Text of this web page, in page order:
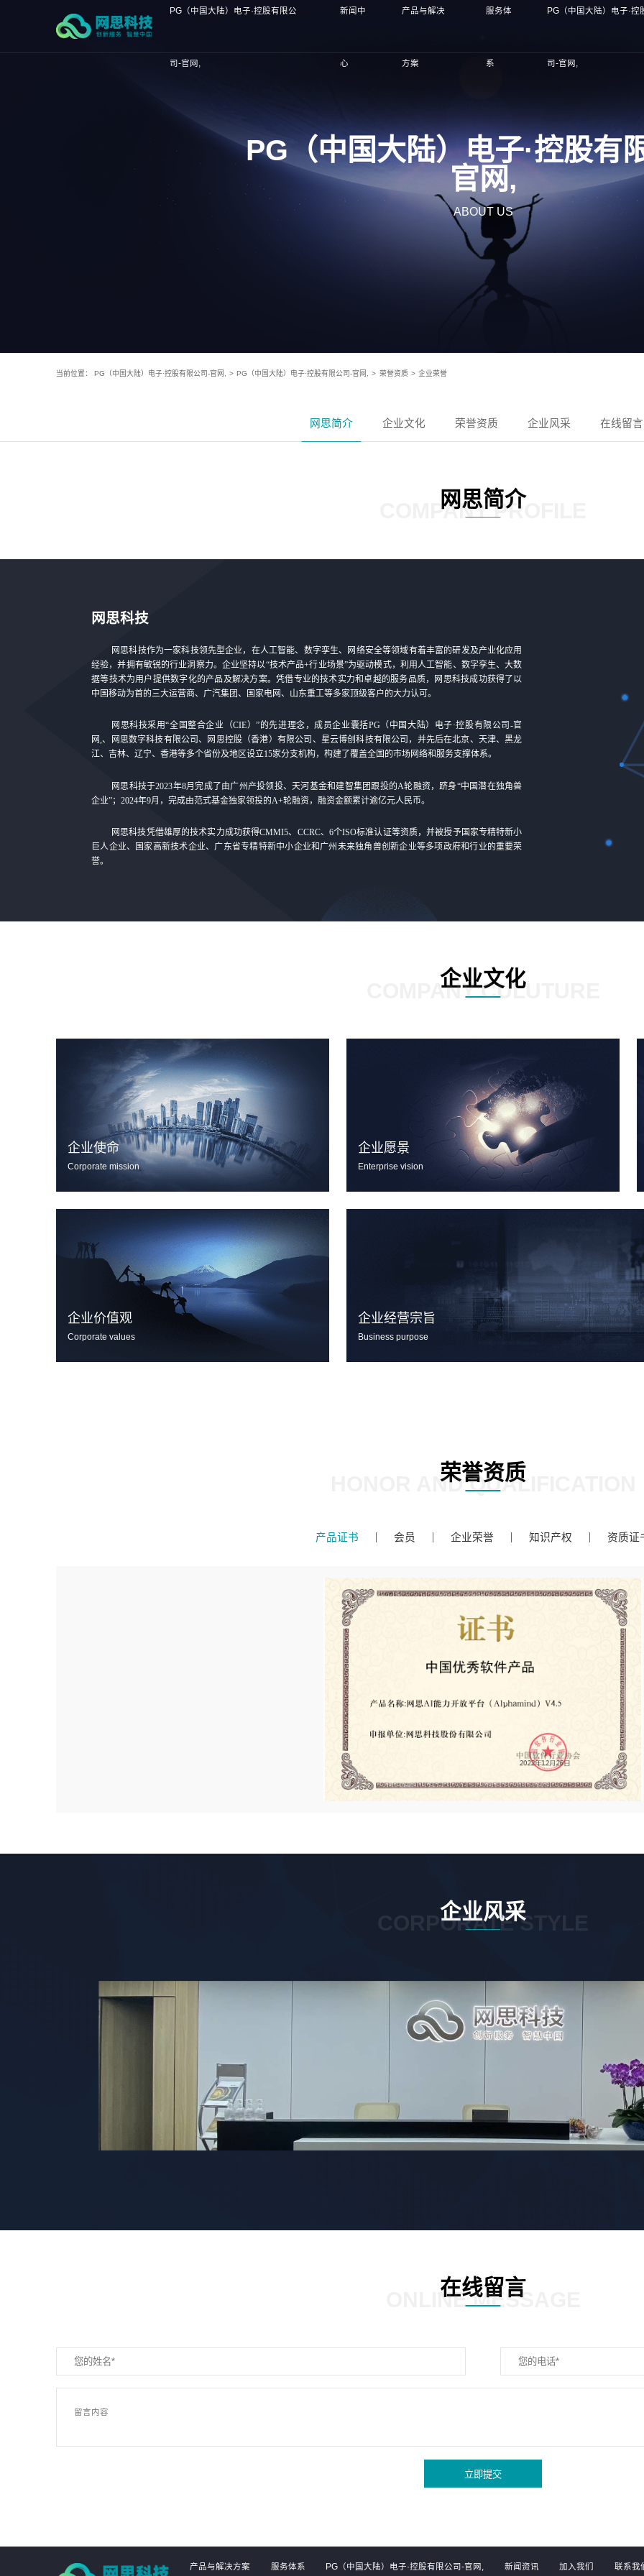
PG（中国大陆）电子·控股有限公
司-官网,
新闻中
心
产品与解决
方案
服务体
系
PG（中国大陆）电子·控
司-官网,
PG（中国大陆）电子·控股有
官网,
ABOUT US
当前位置： PG（中国大陆）电子·控股有限公司-官网, > PG（中国大陆）电子·控股有限公司-官网, > 荣誉资质 > 企业荣誉
网思简介 企业文化 荣誉资质 企业风采 在线留言
网思简介
COMPANY PROFILE
网思科技
网思科技作为一家科技领先型企业，在人工智能、数字孪生、网络安全等领域有着丰富的研发及产业化应用
经验，并拥有敏锐的行业洞察力。企业坚持以“技术产品+行业场景”为驱动模式，利用人工智能、数字孪生、大数
据等技术为用户提供数字化的产品及解决方案。凭借专业的技术实力和卓越的服务品质，网思科技成功获得了以
中国移动为首的三大运营商、广汽集团、国家电网、山东重工等多家顶级客户的大力认可。
网思科技采用“全国整合企业（CIE）”的先进理念，成员企业囊括PG（中国大陆）电子·控股有限公司-官
网,、网思数字科技有限公司、网思控股（香港）有限公司、星云博创科技有限公司，并先后在北京、天津、黑龙
江、吉林、辽宁、香港等多个省份及地区设立15家分支机构，构建了覆盖全国的市场网络和服务支撑体系。
网思科技于2023年8月完成了由广州产投领投、天河基金和建智集团跟投的A轮融资，跻身“中国潜在独角兽
企业”；2024年9月，完成由范式基金独家领投的A+轮融资，融资金额累计逾亿元人民币。
网思科技凭借雄厚的技术实力成功获得CMMI5、CCRC、6个ISO标准认证等资质，并被授予国家专精特新小
巨人企业、国家高新技术企业、广东省专精特新中小企业和广州未来独角兽创新企业等多项政府和行业的重要荣
誉。
企业文化
COMPANY CULUTURE
企业使命
Corporate mission
企业愿景
Enterprise vision
企业价值观
Corporate values
企业经营宗旨
Business purpose
荣誉资质
HONOR AND QUALIFICATION
产品证书 会员 企业荣誉 知识产权 资质证
企业风采
CORPORATE STYLE
在线留言
ONLINE MESSAGE
立即提交
产品与解决方案 服务体系 PG（中国大陆）电子·控股有限公司-官网, 新闻资讯 加入我们 联系我